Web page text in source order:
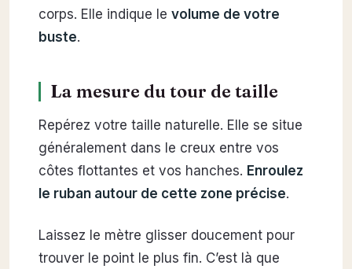
corps. Elle indique le volume de votre
buste.
La mesure du tour de taille
Repérez votre taille naturelle. Elle se situe
généralement dans le creux entre vos
côtes flottantes et vos hanches. Enroulez
le ruban autour de cette zone précise.
Laissez le mètre glisser doucement pour
trouver le point le plus fin. C’est là que